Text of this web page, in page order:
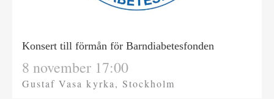
Konsert till förmån för Barndiabetesfonden
8 november 17:00
Gustaf Vasa kyrka, Stockholm